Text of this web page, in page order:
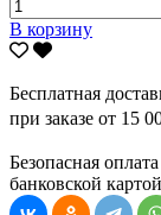
В корзину
Бесплатная
при заказе от 15
Безопасная оплата
банковской картой